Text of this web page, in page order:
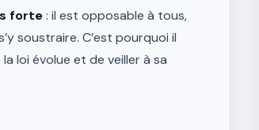
forte: il est opposable à tous,
soustraire. C’est pourquoi il
loi évolue et de veiller à sa